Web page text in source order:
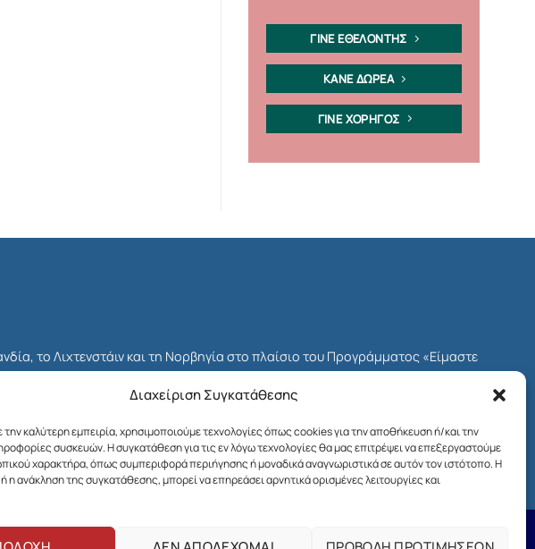
Διαχείριση Συγκατάθεσης
την καλύτερη εμπειρία, χρησιμοποιούμε τεχνολογίες όπως cookies για την αποθήκευση ή/και την
συσκευών. Η συγκατάθεση για τις εν λόγω τεχνολογίες θα μας επιτρέψει να επεξεργαστούμε
χαρακτήρα, όπως συμπεριφορά περιήγησης ή μοναδικά αναγνωριστικά σε αυτόν τον ιστότοπο. Η
η ανάκληση της συγκατάθεσης, μπορεί να επηρεάσει αρνητικά ορισμένες λειτουργίες και
ΓΙΝΕ ΕΘΕΛΟΝΤΗΣ
ΚΑΝΕ ΔΩΡΕΑ
ΓΙΝΕ ΧΟΡΗΓΟΣ
το Λιχτενστάιν και τη Νορβηγία στο πλαίσιο του Προγράμματος «Είμαστε
συνολικού Χρηματοδοτικού Μηχανισμού του ΕΟΧ για την Ελλάδα, γνωστού ως
Επιχορήγησης του Προγράμματος ήταν το Ίδρυμα Μποδοσάκη.
της κοινωνίας των πολιτών στη χώρα μας και η ενίσχυση της κοινωνικής
της δημοκρατίας και της βιώσιμης ανάπτυξης.